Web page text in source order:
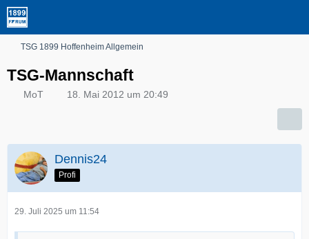
TSG 1899 Hoffenheim Allgemein
TSG-Mannschaft
MoT 18. Mai 2012 um 20:49
Dennis24
Profi
29. Juli 2025 um 11:54